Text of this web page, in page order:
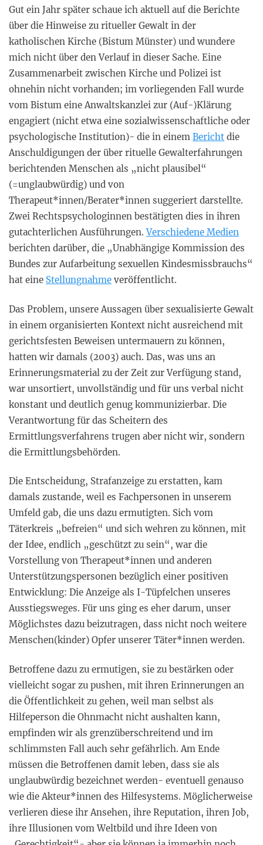
Gut ein Jahr später schaue ich aktuell auf die Berichte
über die Hinweise zu ritueller Gewalt in der
katholischen Kirche (Bistum Münster) und wundere
mich nicht über den Verlauf in dieser Sache. Eine
Zusammenarbeit zwischen Kirche und Polizei ist
ohnehin nicht vorhanden; im vorliegenden Fall wurde
vom Bistum eine Anwaltskanzlei zur (Auf-)Klärung
engagiert (nicht etwa eine sozialwissenschaftliche oder
psychologische Institution)- die in einem Bericht die
Anschuldigungen der über rituelle Gewalterfahrungen
berichtenden Menschen als „nicht plausibel“
(=unglaubwürdig) und von
Therapeut*innen/Berater*innen suggeriert darstellte.
Zwei Rechtspsychologinnen bestätigten dies in ihren
gutachterlichen Ausführungen.Verschiedene Medien
berichten darüber, die „Unabhängige Kommission des
Bundes zur Aufarbeitung sexuellen Kindesmissbrauchs“
hat eine Stellungnahme veröffentlicht.
Das Problem, unsere Aussagen über sexualisierte Gewalt
in einem organisierten Kontext nicht ausreichend mit
gerichtsfesten Beweisen untermauern zu können,
hatten wir damals (2003) auch. Das, was uns an
Erinnerungsmaterial zu der Zeit zur Verfügung stand,
war unsortiert, unvollständig und für uns verbal nicht
konstant und deutlich genug kommunizierbar. Die
Verantwortung für das Scheitern des
Ermittlungsverfahrens trugen aber nicht wir, sondern
die Ermittlungsbehörden.
Die Entscheidung, Strafanzeige zu erstatten, kam
damals zustande, weil es Fachpersonen in unserem
Umfeld gab, die uns dazu ermutigten. Sich vom
Täterkreis „befreien“ und sich wehren zu können, mit
der Idee, endlich „geschützt zu sein“, war die
Vorstellung von Therapeut*innen und anderen
Unterstützungspersonen bezüglich einer positiven
Entwicklung: Die Anzeige als I-Tüpfelchen unseres
Ausstiegsweges. Für uns ging es eher darum, unser
Möglichstes dazu beizutragen, dass nicht noch weitere
Menschen(kinder) Opfer unserer Täter*innen werden.
Betroffene dazu zu ermutigen, sie zu bestärken oder
vielleicht sogar zu pushen, mit ihren Erinnerungen an
die Öffentlichkeit zu gehen, weil man selbst als
Hilfeperson die Ohnmacht nicht aushalten kann,
empfinden wir als grenzüberschreitend und im
schlimmsten Fall auch sehr gefährlich. Am Ende
müssen die Betroffenen damit leben, dass sie als
unglaubwürdig bezeichnet werden- eventuell genauso
wie die Akteur*innen des Hilfesystems. Möglicherweise
verlieren diese ihr Ansehen, ihre Reputation, ihren Job,
ihre Illusionen vom Weltbild und ihre Ideen von